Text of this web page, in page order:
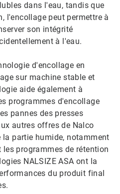
dans l'eau, tandis que
l'encollage peut permettre à
son intégrité
à l'eau.
d'encollage en
sur machine stable et
aide également à
programmes d'encollage
pannes des presses
autres offres de Nalco
la partie humide, notamment
programmes de rétention
NALSIZE ASA ont la
du produit final